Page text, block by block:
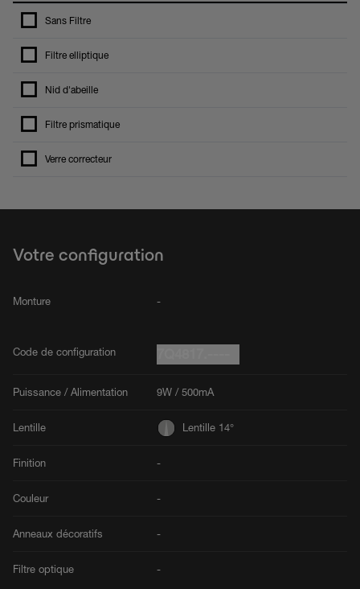
Sans Filtre
Filtre elliptique
Nid d'abeille
Filtre prismatique
Verre correcteur
Votre configuration
Monture -
Code de configuration
Puissance / Alimentation 9W / 500mA
Lentille Lentille 14°
Finition -
Couleur -
Anneaux décoratifs -
Filtre optique -